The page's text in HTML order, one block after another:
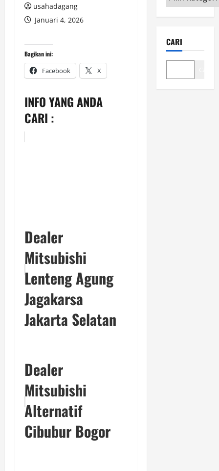
usahadagang
Januari 4, 2026
Bagikan ini:
Facebook X
INFO YANG ANDA
CARI :
Dealer
Mitsubishi
Lenteng Agung
Jagakarsa
Jakarta Selatan
Dealer
Mitsubishi
Alternatif
Cibubur Bogor
Produk
&
disini
CARI